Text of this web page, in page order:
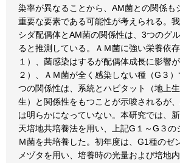
染率が異なることから、AM菌との関係も
重要な要素である可能性が考えられる。我
シダ配偶体とAM菌の関係性は、3つのグ
ると推測している。ＡＭ菌に強い栄養依
１）、菌感染はするが配偶体成長に影響
２）、ＡＭ菌が全く感染しない種（G３
つの関係性は、系統とハビタット（地上
生）と関係性をもつことが示唆されるが
は明らかになっていない。本研究では、
天培地共培養法を用い、上記G１～G３の
Ｍ菌を共培養した。初年度は、G1種のゼ
メヅタを用い、培養時の光量および培地